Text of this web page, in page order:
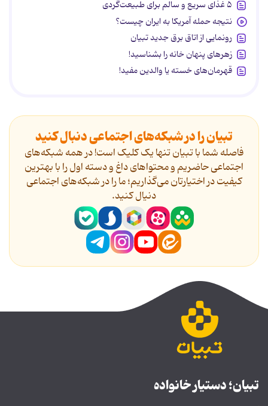
۵ غذای سریع و سالم برای طبیعت‌گردی
نتیجه حمله آمریکا به ایران چیست؟
رونمایی از اتاق برق جدید تبیان
زهرهای پنهان خانه را بشناسید!
قهرمان‌های خسته یا والدین مفید!
تبیان را در شبکه‌های اجتماعی دنبال کنید
فاصله شما با تبیان تنها یک کلیک است! در همه شبکه‌های
اجتماعی حاضریم و محتواهای داغ و دسته اول را با بهترین
کیفیت در اختیارتان می‌گذاریم؛ ما را در شبکه‌های اجتماعی
دنیال کنید.
تبیان؛ دستیار خانواده